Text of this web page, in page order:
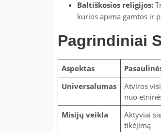
Baltiškosios religijos:
kurios apima gamtos ir
Pagrindiniai
Aspektas
Universalumas
Atviros
nuo
Misijų veikla
Aktyviai
tikėjimą